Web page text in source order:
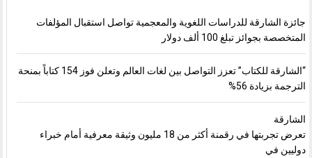
جائزة الشارقة للدراسات اللغوية والمعجمية تواصل استقبال المؤلفات
المتخصصة بجوائز تبلغ 100 ألف دولار
“الشارقة للكتاب” تعزز التواصل بين لغات العالم وتعلن فوز 154 كتاباً بمنحة
الترجمة بزيادة 56%
الشارقة
تعرض تجربتها في رقمنة أكثر من 18 مليون وثيقة معرفية أمام خبراء
دوليين في